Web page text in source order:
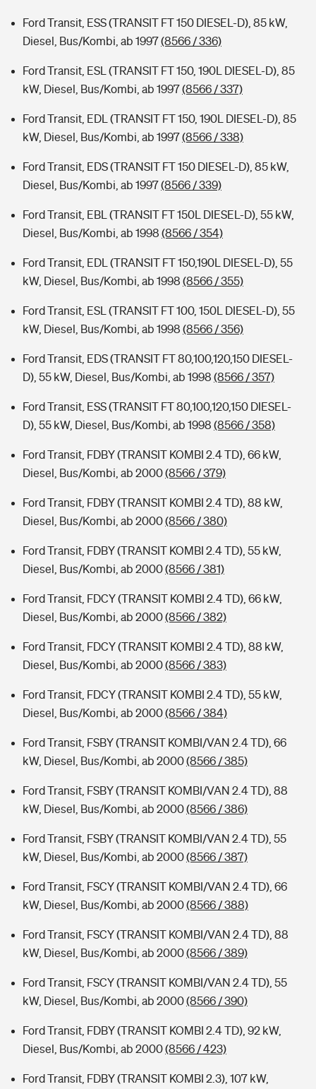
Ford Transit, ESS (TRANSIT FT 150 DIESEL-D), 85 kW,
Diesel, Bus/Kombi, ab 1997(8566 / 336)
Ford Transit, ESL (TRANSIT FT 150, 190L DIESEL-D), 85
kW, Diesel, Bus/Kombi, ab 1997(8566 / 337)
Ford Transit, EDL (TRANSIT FT 150, 190L DIESEL-D), 85
kW, Diesel, Bus/Kombi, ab 1997(8566 / 338)
Ford Transit, EDS (TRANSIT FT 150 DIESEL-D), 85 kW,
Diesel, Bus/Kombi, ab 1997(8566 / 339)
Ford Transit, EBL (TRANSIT FT 150L DIESEL-D), 55 kW,
Diesel, Bus/Kombi, ab 1998 (8566 / 354)
Ford Transit, EDL (TRANSIT FT 150,190L DIESEL-D), 55
kW, Diesel, Bus/Kombi, ab 1998 (8566 / 355)
Ford Transit, ESL (TRANSIT FT 100, 150L DIESEL-D), 55
kW, Diesel, Bus/Kombi, ab 1998 (8566 / 356)
Ford Transit, EDS (TRANSIT FT 80,100,120,150 DIESEL-
D), 55 kW, Diesel, Bus/Kombi, ab 1998 (8566 / 357)
Ford Transit, ESS (TRANSIT FT 80,100,120,150 DIESEL-
D), 55 kW, Diesel, Bus/Kombi, ab 1998 (8566 / 358)
Ford Transit, FDBY (TRANSIT KOMBI 2.4 TD), 66 kW,
Diesel, Bus/Kombi, ab 2000(8566 / 379)
Ford Transit, FDBY (TRANSIT KOMBI 2.4 TD), 88 kW,
Diesel, Bus/Kombi, ab 2000(8566 / 380)
Ford Transit, FDBY (TRANSIT KOMBI 2.4 TD), 55 kW,
Diesel, Bus/Kombi, ab 2000(8566 / 381)
Ford Transit, FDCY (TRANSIT KOMBI 2.4 TD), 66 kW,
Diesel, Bus/Kombi, ab 2000(8566 / 382)
Ford Transit, FDCY (TRANSIT KOMBI 2.4 TD), 88 kW,
Diesel, Bus/Kombi, ab 2000(8566 / 383)
Ford Transit, FDCY (TRANSIT KOMBI 2.4 TD), 55 kW,
Diesel, Bus/Kombi, ab 2000(8566 / 384)
Ford Transit, FSBY (TRANSIT KOMBI/VAN 2.4 TD), 66
kW, Diesel, Bus/Kombi, ab 2000(8566 / 385)
Ford Transit, FSBY (TRANSIT KOMBI/VAN 2.4 TD), 88
kW, Diesel, Bus/Kombi, ab 2000(8566 / 386)
Ford Transit, FSBY (TRANSIT KOMBI/VAN 2.4 TD), 55
kW, Diesel, Bus/Kombi, ab 2000(8566 / 387)
Ford Transit, FSCY (TRANSIT KOMBI/VAN 2.4 TD), 66
kW, Diesel, Bus/Kombi, ab 2000(8566 / 388)
Ford Transit, FSCY (TRANSIT KOMBI/VAN 2.4 TD), 88
kW, Diesel, Bus/Kombi, ab 2000(8566 / 389)
Ford Transit, FSCY (TRANSIT KOMBI/VAN 2.4 TD), 55
kW, Diesel, Bus/Kombi, ab 2000(8566 / 390)
Ford Transit, FDBY (TRANSIT KOMBI 2.4 TD), 92 kW,
Diesel, Bus/Kombi, ab 2000(8566 / 423)
Ford Transit, FDBY (TRANSIT KOMBI 2.3), 107 kW,